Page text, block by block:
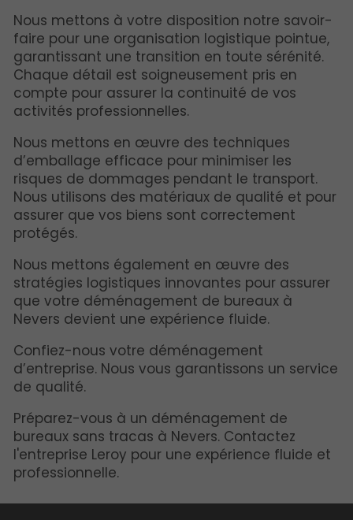
Nous mettons à votre disposition notre savoir-
faire pour une organisation logistique pointue,
garantissant une transition en toute sérénité.
Chaque détail est soigneusement pris en
compte pour assurer la continuité de vos
activités professionnelles.
Nous mettons en œuvre des techniques
d’emballage efficace pour minimiser les
risques de dommages pendant le transport.
Nous utilisons des matériaux de qualité et pour
assurer que vos biens sont correctement
protégés.
Nous mettons également en œuvre des
stratégies logistiques innovantes pour assurer
que votre déménagement de bureaux à
Nevers devient une expérience fluide.
Confiez-nous votre déménagement
d’entreprise. Nous vous garantissons un service
de qualité.
Préparez-vous à un déménagement de
bureaux sans tracas à Nevers. Contactez
l'entreprise Leroy pour une expérience fluide et
professionnelle.